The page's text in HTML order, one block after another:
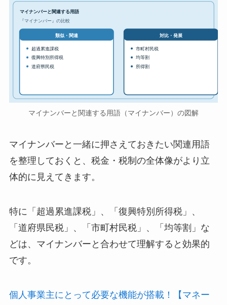
マイナンバーと関連する用語
『マイナンバー』の比較
類似・関連
超過累進課税
復興特別所得税
道府県民税
対比・発展
市町村民税
均等割
所得割
マイナンバーと関連する用語（マイナンバー）の図解
マイナンバーと一緒に押さえておきたい関連用語
を整理しておくと、税金・税制の全体像がより立
体的に見えてきます。
特に「超過累進課税」、「復興特別所得税」、
「道府県民税」、「市町村民税」、「均等割」な
どは、マイナンバーと合わせて理解すると効果的
です。
個人事業主にとって必要な機能が搭載！【マネー